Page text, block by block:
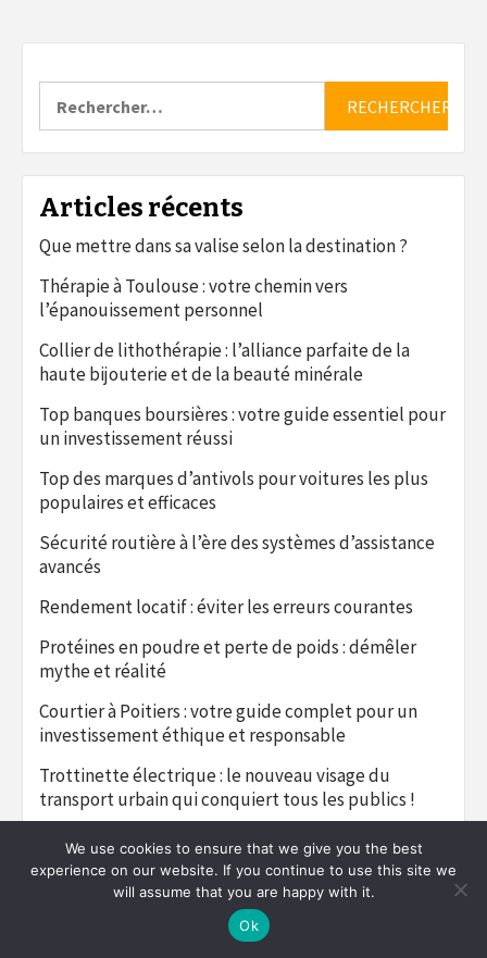
Articles récents
Que mettre dans sa valise selon la destination ?
Thérapie à Toulouse : votre chemin vers
l’épanouissement personnel
Collier de lithothérapie : l’alliance parfaite de la
haute bijouterie et de la beauté minérale
Top banques boursières : votre guide essentiel pour
un investissement réussi
Top des marques d’antivols pour voitures les plus
populaires et efficaces
Sécurité routière à l’ère des systèmes d’assistance
avancés
Rendement locatif : éviter les erreurs courantes
Protéines en poudre et perte de poids : démêler
mythe et réalité
Courtier à Poitiers : votre guide complet pour un
investissement éthique et responsable
Trottinette électrique : le nouveau visage du
transport urbain qui conquiert tous les publics !
Annuaire professionnel vérifié : avis, contacts et
devis gratuits
Méthodes naturelles et performantes pour
contrôler votre hypertension artérielle
We use cookies to ensure that we give you the best
experience on our website. If you continue to use this site we
will assume that you are happy with it.
Ok